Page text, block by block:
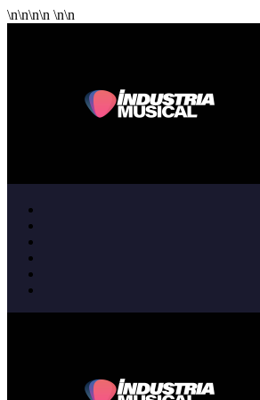
\n\n\n\n \n\n